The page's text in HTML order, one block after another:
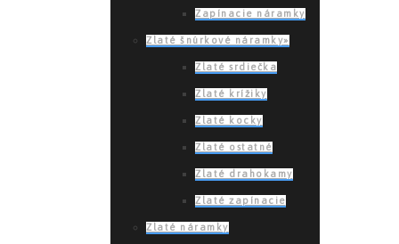
Zapínacie náramky
Zlaté šnúrkové náramky»
Zlaté srdiečka
Zlaté krížiky
Zlaté kocky
Zlaté ostatné
Zlaté drahokamy
Zlaté zapínacie
Zlaté náramky